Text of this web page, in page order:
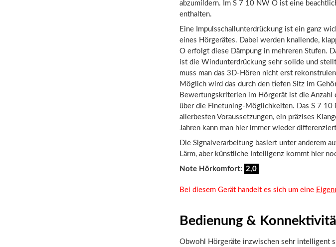
abzumildern. Im S 7 10 NW O ist eine
enthalten.
Eine Impulsschallunterdrückung ist ein ganz
eines Hörgerätes. Dabei werden knallende,
O erfolgt diese Dämpung in mehreren Stufen.
ist die Windunterdrückung sehr solide und
muss man das 3D-Hören nicht erst
Möglich wird das durch den tiefen Sitz im
Bewertungskriterien im Hörgerät ist die Anzahl
über die Finetuning-Möglichkeiten. Das S 7
allerbesten Voraussetzungen, ein präzises
Jahren kann man hier immer wieder
Die Signalverarbeitung basiert unter anderem
Lärm, aber künstliche Intelligenz kommt hier
Note Hörkomfort: 2,0
Bei diesem Gerät handelt es sich um eine
Bedienung &
Obwohl Hörgeräte inzwischen sehr intelligent